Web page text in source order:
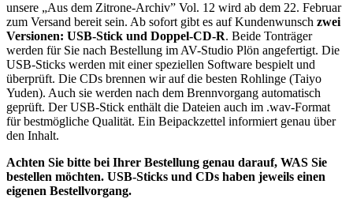
unsere „Aus dem Zitrone-Archiv” Vol. 12 wird ab dem 22. Februar
zum Versand bereit sein. Ab sofort gibt es auf Kundenwunsch zwei
Versionen: USB-Stick und Doppel-CD-R. Beide Tonträger
werden für Sie nach Bestellung im AV-Studio Plön angefertigt. Die
USB-Sticks werden mit einer speziellen Software bespielt und
überprüft. Die CDs brennen wir auf die besten Rohlinge (Taiyo
Yuden). Auch sie werden nach dem Brennvorgang automatisch
geprüft. Der USB-Stick enthält die Dateien auch im .wav-Format
für bestmögliche Qualität. Ein Beipackzettel informiert genau über
den Inhalt.
Achten Sie bitte bei Ihrer Bestellung genau darauf, WAS Sie
bestellen möchten. USB-Sticks und CDs haben jeweils einen
eigenen Bestellvorgang.